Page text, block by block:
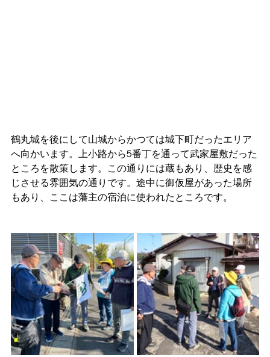
鶴丸城を後にして山城からかつては城下町だったエリア
へ向かいます。上小路から5番丁を通って武家屋敷だった
ところを散策します。この通りには蔵もあり、歴史を感
じさせる雰囲気の通りです。途中に御仮屋があった場所
もあり、ここは藩主の宿泊に使われたところです。